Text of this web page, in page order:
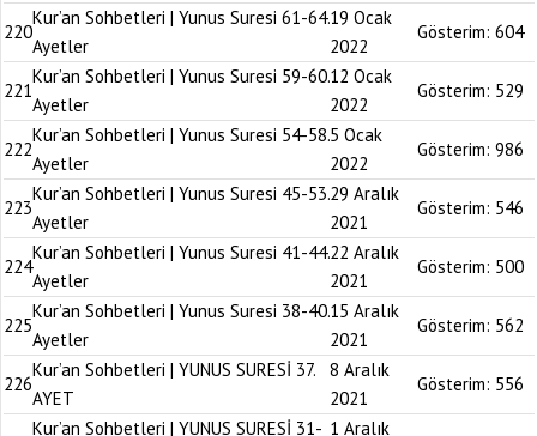
220
Kur’an Sohbetleri | Yunus Suresi 61-64.
Ayetler
19 Ocak
2022
Gösterim: 604
221
Kur’an Sohbetleri | Yunus Suresi 59-60.
Ayetler
12 Ocak
2022
Gösterim: 529
222
Kur’an Sohbetleri | Yunus Suresi 54-58.
Ayetler
5 Ocak
2022
Gösterim: 986
223
Kur’an Sohbetleri | Yunus Suresi 45-53.
Ayetler
29 Aralık
2021
Gösterim: 546
224
Kur’an Sohbetleri | Yunus Suresi 41-44.
Ayetler
22 Aralık
2021
Gösterim: 500
225
Kur’an Sohbetleri | Yunus Suresi 38-40.
Ayetler
15 Aralık
2021
Gösterim: 562
226
Kur’an Sohbetleri | YUNUS SURESİ 37.
AYET
8 Aralık
2021
Gösterim: 556
Kur’an Sohbetleri | YUNUS SURESİ 31- 1 Aralık